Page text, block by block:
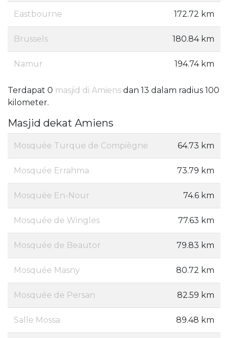
Eastbourne 172.72 km
Brussels 180.84 km
Namur 194.74 km
Terdapat 0 masjid di Amiens dan 13 dalam radius 100
kilometer.
Masjid dekat Amiens
Mosquée Turque de Compiègne 64.73 km
Mosquée Errahma 73.79 km
Mosquée En-Nour 74.6 km
Mosquée de Wingles 77.63 km
Mosquée de Beautor 79.83 km
Mosquée Masny 80.72 km
Mosquée de Persan 82.59 km
Salle Mossa 89.48 km